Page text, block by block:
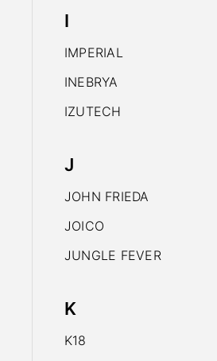
I
IMPERIAL
INEBRYA
IZUTECH
J
JOHN FRIEDA
JOICO
JUNGLE FEVER
K
K18